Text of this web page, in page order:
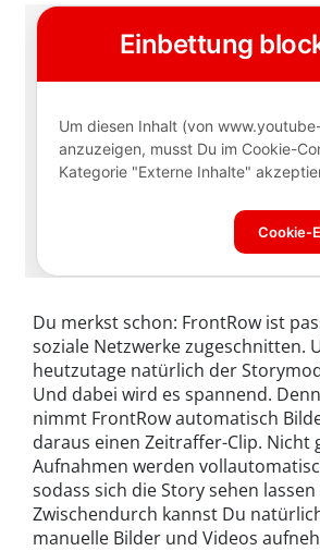
Du merkst schon: FrontRow ist
soziale Netzwerke zugeschnitten.
heutzutage natürlich der
Und dabei wird es spannend.
nimmt FrontRow automatisch
daraus einen Zeitraffer-Clip. Nicht
Aufnahmen werden
sodass sich die Story sehen
Zwischendurch kannst Du
manuelle Bilder und Videos